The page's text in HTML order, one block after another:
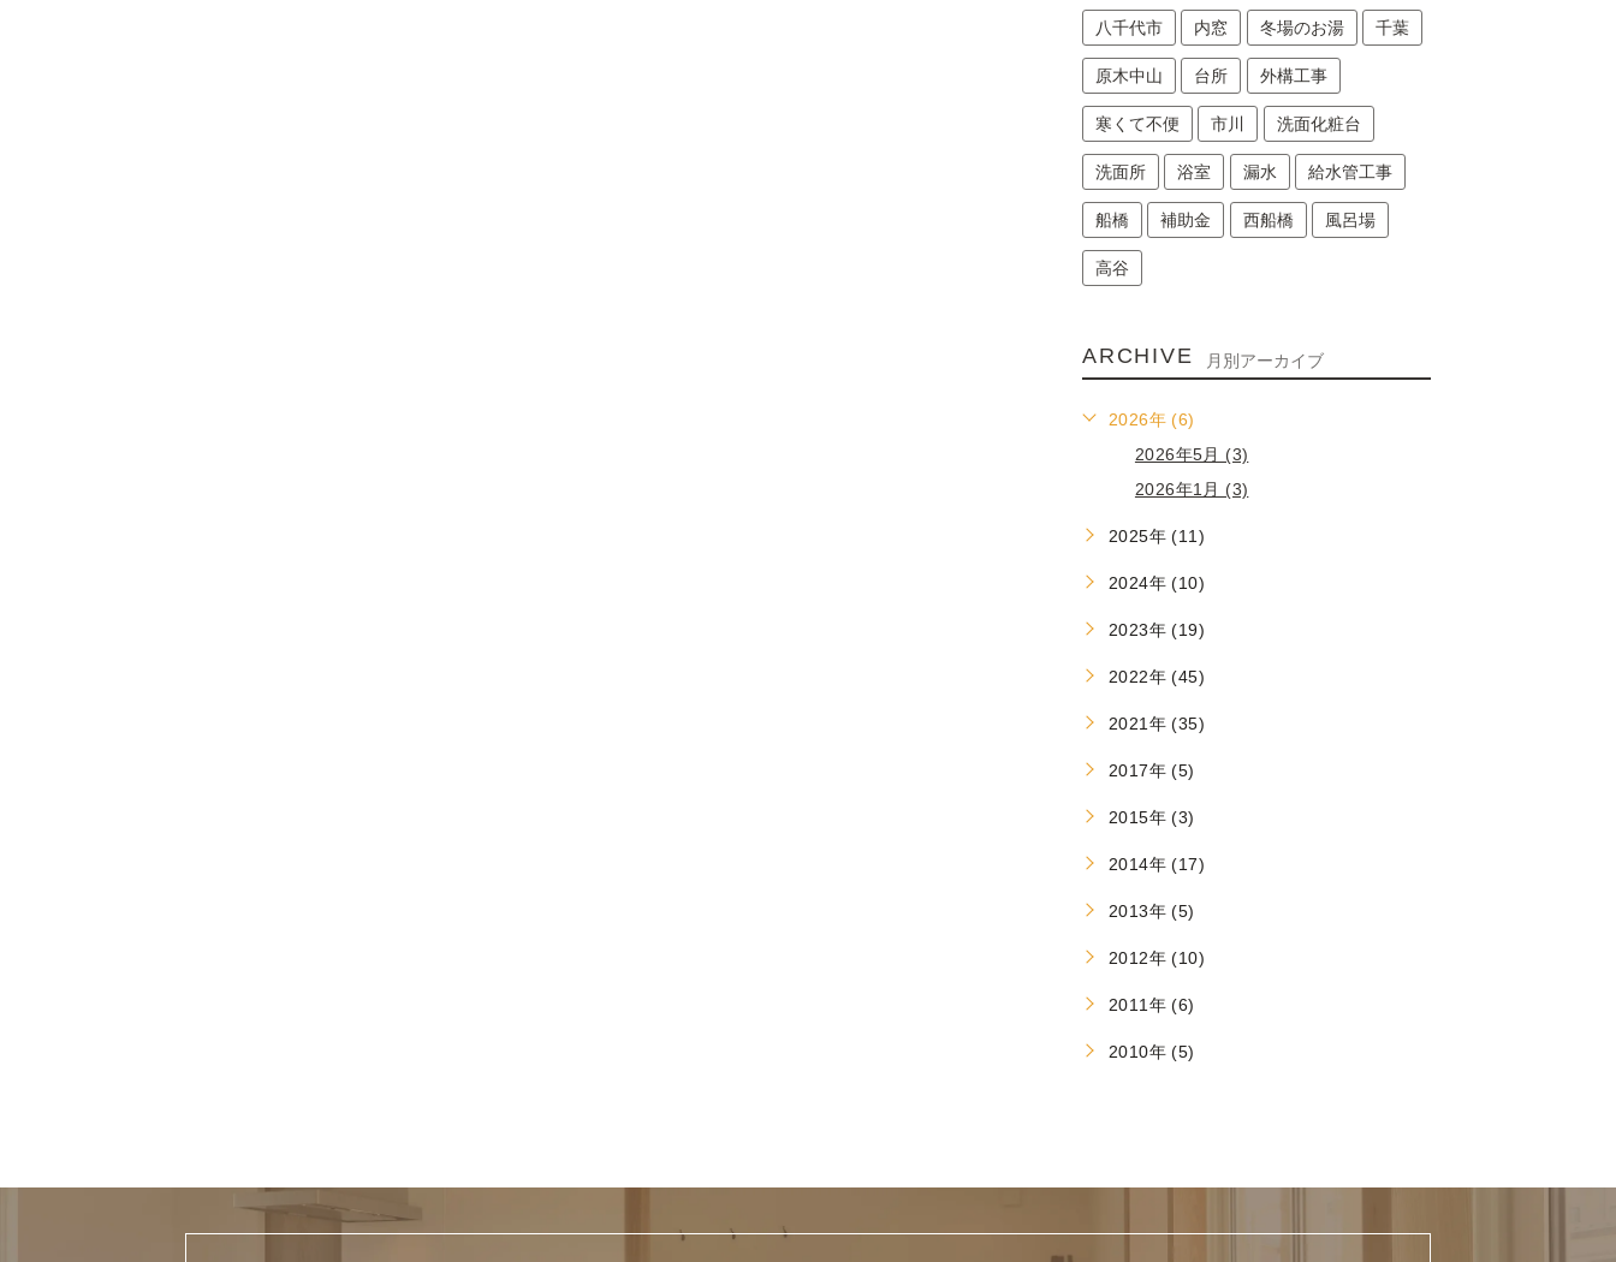
八千代市 内窓 冬場のお湯 千葉
原木中山 台所 外構工事
寒くて不便 市川 洗面化粧台
洗面所 浴室 漏水 給水管工事
船橋 補助金 西船橋 風呂場
高谷
ARCHIVE 月別アーカイブ
2026年 (6)
2026年5月 (3)
2026年1月 (3)
2025年 (11)
2024年 (10)
2023年 (19)
2022年 (45)
2021年 (35)
2017年 (5)
2015年 (3)
2014年 (17)
2013年 (5)
2012年 (10)
2011年 (6)
2010年 (5)